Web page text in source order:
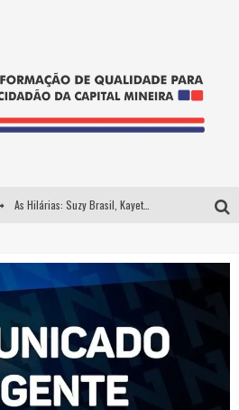
As Hilárias: Suzy Brasil, Kayete e Karoline Absinto retornam a Belo Horizonte para apresentação única no Teatro Sesiminas